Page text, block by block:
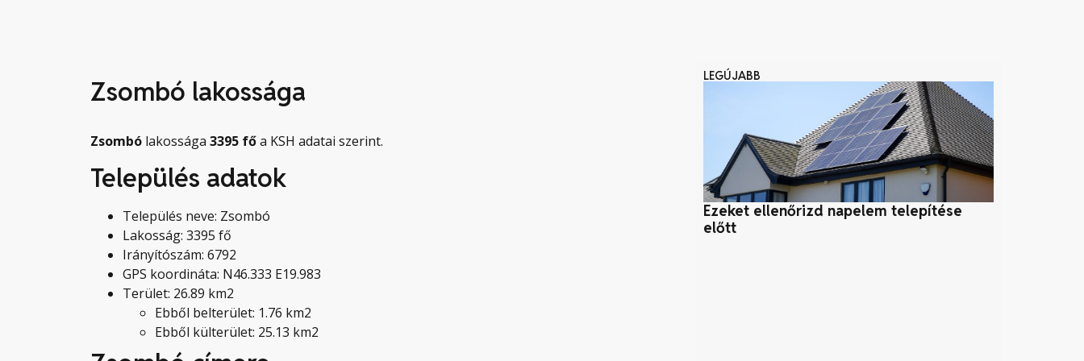
Zsombó lakossága
Zsombó lakossága 3395 főa KSH adatai szerint.
Település adatok
Település neve: Zsombó
Lakosság: 3395 fő
Irányítószám: 6792
GPS koordináta: N46.333 E19.983
Terület: 26.89 km2
Ebből belterület: 1.76 km2
Ebből külterület: 25.13 km2
LEGÚJABB
Ezeket ellenőrizd napelem telepítése
előtt